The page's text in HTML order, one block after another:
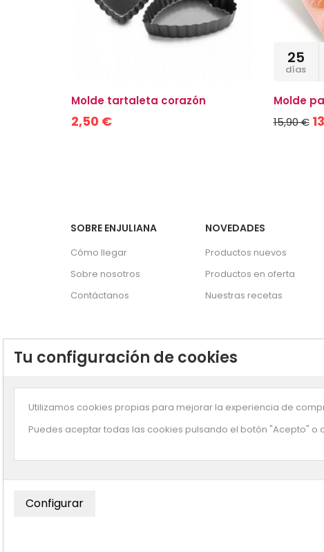
Molde tartaleta corazón
2,50 €
25
días
Molde
15,90 €
SOBRE ENJULIANA
Cómo llegar
Sobre nosotros
Contáctanos
NOVEDADES
Productos nuevos
Productos en oferta
Nuestras recetas
Tu configuración de cookies
Utilizamos cookies propias para mejorar la experiencia de
Puedes aceptar todas las cookies pulsando el botón "Acepto"